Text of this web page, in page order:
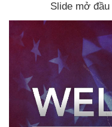
Slide mở đầu